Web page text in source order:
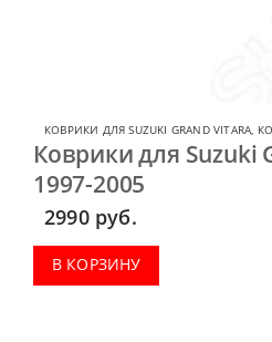
КОВРИКИ ДЛЯ SUZUKI GRAND VITARA,
Коврики для Suzuki
1997-2005
2990 руб.
В КОРЗИНУ